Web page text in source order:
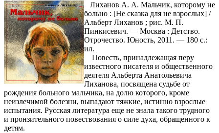
Лиханов А. А. Мальчик, которому не
больно : [Не сказка для не взрослых] /
Альберт Лиханов ; рис. М. П.
Пинкисевич. — Москва : Детство.
Отрочество. Юность, 2011. — 180 с.:
ил.
Повесть, принадлежащая перу
известного писателя и общественного
деятеля Альберта Анатольевича
Лиханова, посвящена судьбе от
рождения больного мальчика, на долю которого, кроме
неизлечимой болезни, выпадают тяжкие, истинно взрослые
испытания. Русская литература еще не знала такого трудного
и пронзительного повествования о силе духа, обращенного к
детям.